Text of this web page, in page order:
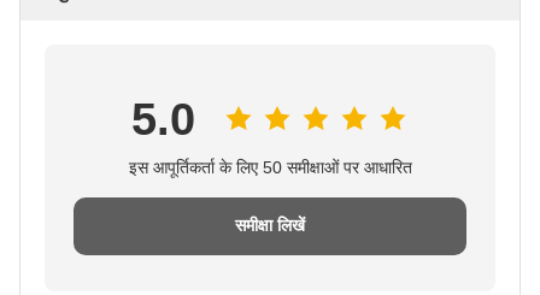
5.0
इस आपूर्तिकर्ता के लिए 50 समीक्षाओं पर आधारित
समीक्षा लिखें